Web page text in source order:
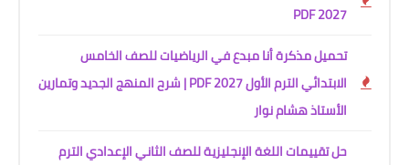
2027 PDF
تحميل مذكرة أنا مبدع في الرياضيات للصف الخامس
الابتدائي الترم الأول 2027 PDF | شرح المنهج الجديد وتمارين
الأستاذ هشام نوار
حل تقييمات اللغة الإنجليزية للصف الثاني الإعدادي الترم